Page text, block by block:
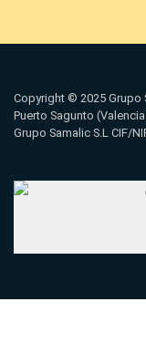
Copyright © 2025 Grupo
Puerto Sagunto
Grupo Samalic S.L CIF/